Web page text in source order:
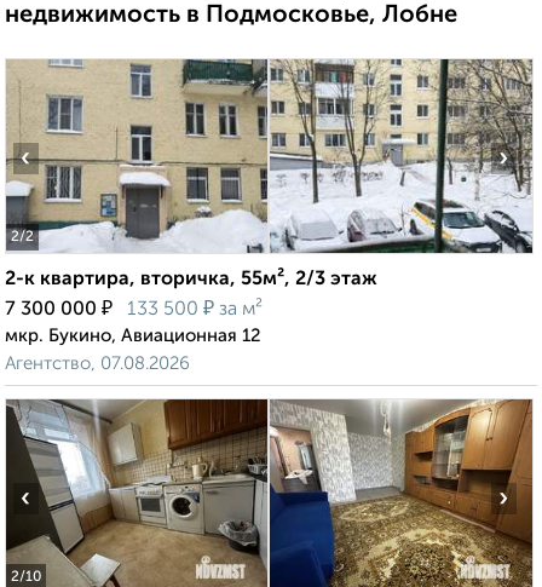
недвижимость в Подмосковье, Лобне
2/2
‹ ›
2-к квартира, вторичка, 55м², 2/3 этаж
7 300 000 ₽ 133 500 ₽ за м²
мкр. Букино, Авиационная 12
Агентство, 07.08.2026
2/10
‹ ›